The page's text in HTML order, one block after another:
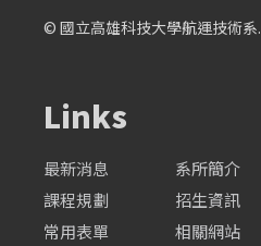
© 國立高雄科技大學航運技術系.
Links
最新消息 系所簡介
課程規劃
招生資訊
常用表單
相關網站